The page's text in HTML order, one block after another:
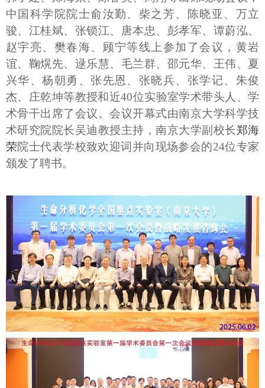
中国科学院院士俞汝勤、柴之芳、陈晓亚、万立
骏、江桂斌、张锁江、唐本忠、彭孝军、谭蔚泓、
赵宇亮、樊春海、顾宁等线上参加了会议，黄岩
谊、鞠熀先、逯乐慧、毛兰群、邵元华、王伟、夏
兴华、杨朝勇、张先恩、张晓兵、张学记、朱俊
杰、庄乾坤等教授和近40位实验室学术带头人、学
术骨干出席了会议。会议开幕式由南京大学科学技
术研究院院长吴迪教授主持，南京大学副校长郑海
荣院士代表学校致欢迎词并向现场参会的24位专家
颁发了聘书。